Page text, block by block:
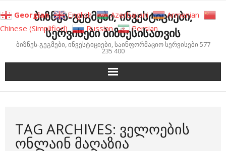
to
content
ბიზნეს-გეგმები, ინვესტიციები,
სერვისები ბიზნესისათვის
ბიზნეს-გეგმები, ინვესტიციები, საინფორმაციო სერვისები 577
235 400
TAG ARCHIVES: ᲕᲔᲚᲝᲔᲑᲘᲡ
ᲝᲜᲚᲐᲘᲜ ᲛᲐᲦᲐᲖᲘᲐ
Georgian English Azerbaijani
Armenian
Chinese (Simplified)
Russian Persian